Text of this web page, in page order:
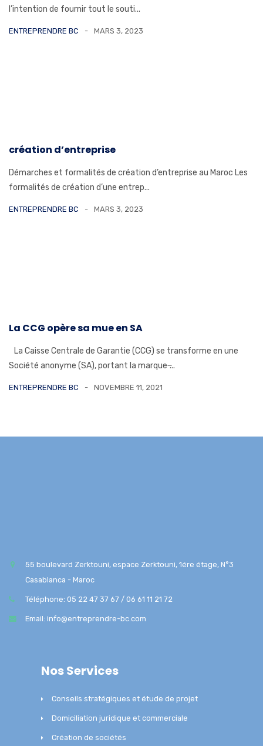
l’intention de fournir tout le souti...
ENTREPRENDRE BC MARS 3, 2023
création d’entreprise
Démarches et formalités de création d’entreprise au Maroc Les
formalités de création d’une entrep...
ENTREPRENDRE BC MARS 3, 2023
La CCG opère sa mue en SA
La Caisse Centrale de Garantie (CCG) se transforme en une
Société anonyme (SA), portant la marque ̶...
ENTREPRENDRE BC NOVEMBRE 11, 2021
55 boulevard Zerktouni, espace Zerktouni, 1ére étage, N°3
Casablanca - Maroc
Téléphone: 05 22 47 37 67 / 06 61 11 21 72
Email: info@entreprendre-bc.com
Nos Services
Conseils stratégiques et étude de projet
Domiciliation juridique et commerciale
Création de sociétés